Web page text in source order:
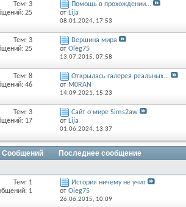
Тем: 3
25
Помощь в прохождении...
от Lija
08.01.2024, 17:53
Тем: 3
25
Вершина мира
от Оlеg75
13.07.2015, 07:58
Тем: 8
46
Открылась галерея реальных...
от M0RAN
14.09.2021, 15:23
Тем: 3
17
Сайт о мире Sims2aw
от Lija
01.06.2024, 13:37
Сообщений Последнее сообщение
Тем: 1
1
История ничему не учит
от Оlеg75
26.06.2015, 10:09